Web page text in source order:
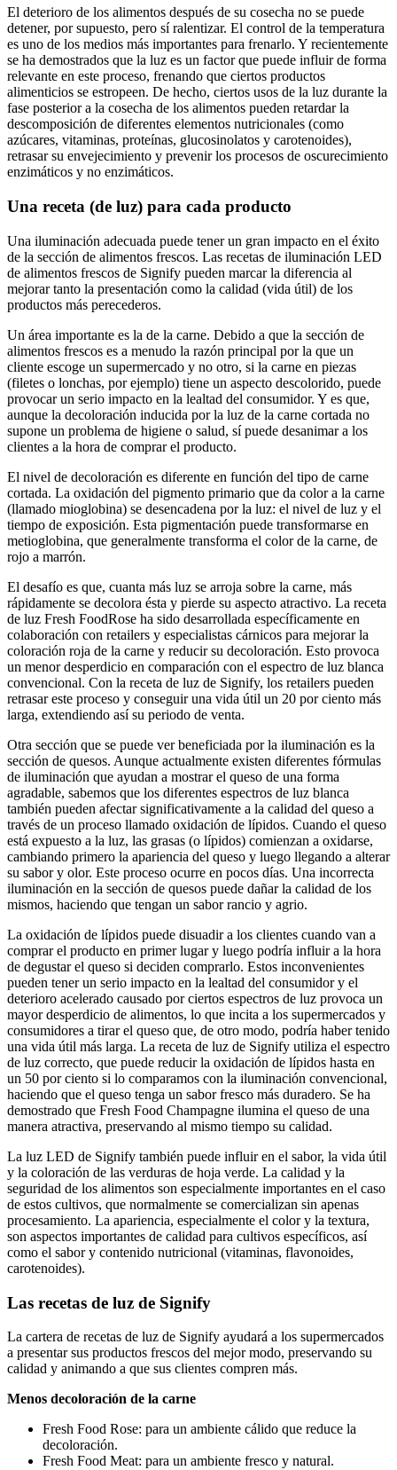
El deterioro de los alimentos después de su cosecha no se puede
detener, por supuesto, pero sí ralentizar. El control de la temperatura
es uno de los medios más importantes para frenarlo. Y recientemente
se ha demostrados que la luz es un factor que puede influir de forma
relevante en este proceso, frenando que ciertos productos
alimenticios se estropeen. De hecho, ciertos usos de la luz durante la
fase posterior a la cosecha de los alimentos pueden retardar la
descomposición de diferentes elementos nutricionales (como
azúcares, vitaminas, proteínas, glucosinolatos y carotenoides),
retrasar su envejecimiento y prevenir los procesos de oscurecimiento
enzimáticos y no enzimáticos.
Una receta (de luz) para cada producto
Una iluminación adecuada puede tener un gran impacto en el éxito
de la sección de alimentos frescos. Las recetas de iluminación LED
de alimentos frescos de Signify pueden marcar la diferencia al
mejorar tanto la presentación como la calidad (vida útil) de los
productos más perecederos.
Un área importante es la de la carne. Debido a que la sección de
alimentos frescos es a menudo la razón principal por la que un
cliente escoge un supermercado y no otro, si la carne en piezas
(filetes o lonchas, por ejemplo) tiene un aspecto descolorido, puede
provocar un serio impacto en la lealtad del consumidor. Y es que,
aunque la decoloración inducida por la luz de la carne cortada no
supone un problema de higiene o salud, sí puede desanimar a los
clientes a la hora de comprar el producto.
El nivel de decoloración es diferente en función del tipo de carne
cortada. La oxidación del pigmento primario que da color a la carne
(llamado mioglobina) se desencadena por la luz: el nivel de luz y el
tiempo de exposición. Esta pigmentación puede transformarse en
metioglobina, que generalmente transforma el color de la carne, de
rojo a marrón.
El desafío es que, cuanta más luz se arroja sobre la carne, más
rápidamente se decolora ésta y pierde su aspecto atractivo. La receta
de luz Fresh FoodRose ha sido desarrollada específicamente en
colaboración con retailers y especialistas cárnicos para mejorar la
coloración roja de la carne y reducir su decoloración. Esto provoca
un menor desperdicio en comparación con el espectro de luz blanca
convencional. Con la receta de luz de Signify, los retailers pueden
retrasar este proceso y conseguir una vida útil un 20 por ciento más
larga, extendiendo así su periodo de venta.
Otra sección que se puede ver beneficiada por la iluminación es la
sección de quesos. Aunque actualmente existen diferentes fórmulas
de iluminación que ayudan a mostrar el queso de una forma
agradable, sabemos que los diferentes espectros de luz blanca
también pueden afectar significativamente a la calidad del queso a
través de un proceso llamado oxidación de lípidos. Cuando el queso
está expuesto a la luz, las grasas (o lípidos) comienzan a oxidarse,
cambiando primero la apariencia del queso y luego llegando a alterar
su sabor y olor. Este proceso ocurre en pocos días. Una incorrecta
iluminación en la sección de quesos puede dañar la calidad de los
mismos, haciendo que tengan un sabor rancio y agrio.
La oxidación de lípidos puede disuadir a los clientes cuando van a
comprar el producto en primer lugar y luego podría influir a la hora
de degustar el queso si deciden comprarlo. Estos inconvenientes
pueden tener un serio impacto en la lealtad del consumidor y el
deterioro acelerado causado por ciertos espectros de luz provoca un
mayor desperdicio de alimentos, lo que incita a los supermercados y
consumidores a tirar el queso que, de otro modo, podría haber tenido
una vida útil más larga. La receta de luz de Signify utiliza el espectro
de luz correcto, que puede reducir la oxidación de lípidos hasta en
un 50 por ciento si lo comparamos con la iluminación convencional,
haciendo que el queso tenga un sabor fresco más duradero. Se ha
demostrado que Fresh Food Champagne ilumina el queso de una
manera atractiva, preservando al mismo tiempo su calidad.
La luz LED de Signify también puede influir en el sabor, la vida útil
y la coloración de las verduras de hoja verde. La calidad y la
seguridad de los alimentos son especialmente importantes en el caso
de estos cultivos, que normalmente se comercializan sin apenas
procesamiento. La apariencia, especialmente el color y la textura,
son aspectos importantes de calidad para cultivos específicos, así
como el sabor y contenido nutricional (vitaminas, flavonoides,
carotenoides).
Las recetas de luz de Signify
La cartera de recetas de luz de Signify ayudará a los supermercados
a presentar sus productos frescos del mejor modo, preservando su
calidad y animando a que sus clientes compren más.
Menos decoloración de la carne
Fresh Food Rose: para un ambiente cálido que reduce la
decoloración.
Fresh Food Meat: para un ambiente fresco y natural.